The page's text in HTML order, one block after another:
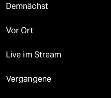
Demnächst
Vor Ort
Live im Stream
Vergangene